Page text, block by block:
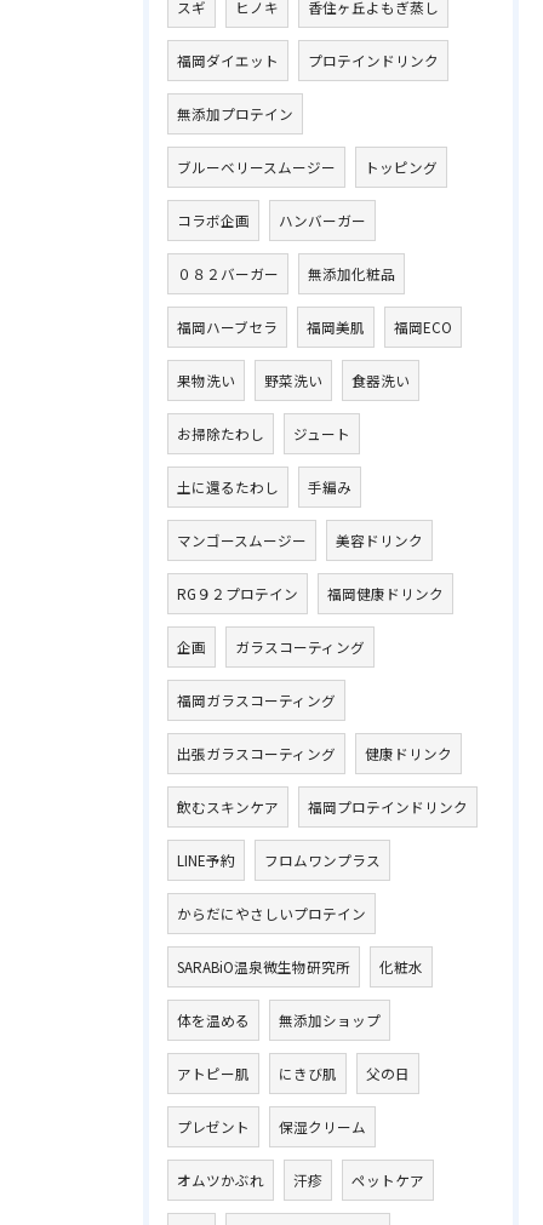
スギ ヒノキ 香住ヶ丘よもぎ蒸し
福岡ダイエット プロテインドリンク
無添加プロテイン
ブルーベリースムージー トッピング
コラボ企画 ハンバーガー
０８２バーガー 無添加化粧品
福岡ハーブセラ 福岡美肌 福岡ECO
果物洗い 野菜洗い 食器洗い
お掃除たわし ジュート
土に還るたわし 手編み
マンゴースムージー 美容ドリンク
RG９２プロテイン 福岡健康ドリンク
企画 ガラスコーティング
福岡ガラスコーティング
出張ガラスコーティング 健康ドリンク
飲むスキンケア 福岡プロテインドリンク
LINE予約 フロムワンプラス
からだにやさしいプロテイン
SARABiO温泉微生物研究所 化粧水
体を温める 無添加ショップ
アトピー肌 にきび肌 父の日
プレゼント 保湿クリーム
オムツかぶれ 汗疹 ペットケア